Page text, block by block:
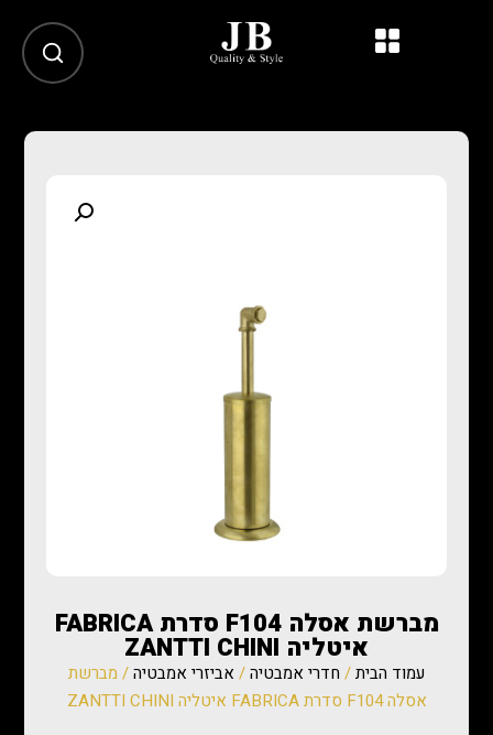
מברשת אסלה F104 סדרת FABRICA
איטליה ZANTTI CHINI
עמוד הבית/ חדרי אמבטיה/ אביזרי אמבטיה/ מברשת
אסלה F104 סדרת FABRICA איטליה ZANTTI CHINI